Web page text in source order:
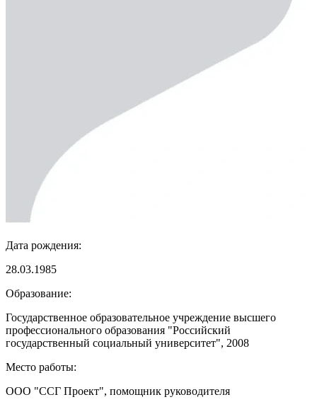
Дата рождения:
28.03.1985
Образование:
Государственное образовательное учреждение высшего
профессионального образования "Российский
государственный социальный университет", 2008
Место работы:
ООО "ССГ Проект", помощник руководителя